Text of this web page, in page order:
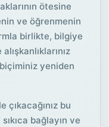
ötesine
ve öğrenmenin
birlikte, bilgiye
yeniden
çıkacağınız bu
bağlayın ve